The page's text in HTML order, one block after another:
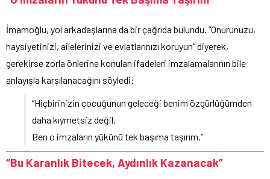
İmamoğlu, yol arkadaşlarına da bir çağrıda bulundu. “Onurunuzu,
haysiyetinizi, ailelerinizi ve evlatlarınızı koruyun” diyerek,
gerekirse zorla önlerine konulan ifadeleri imzalamalarının bile
anlayışla karşılanacağını söyledi:
“Hiçbirinizin çocuğunun geleceği benim özgürlüğümden
daha kıymetsiz değil.
Ben o imzaların yükünü tek başıma taşırım.”
“Bu Karanlık Bitecek, Aydınlık Kazanacak”